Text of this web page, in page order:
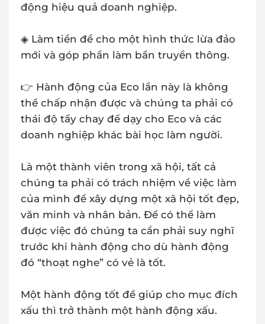
động hiệu quả doanh nghiệp.
◈ Làm tiền đề cho một hình thức lừa đảo
mới và góp phần làm bẩn truyền thông.
👉 Hành động của Eco lần này là không
thể chấp nhận được và chúng ta phải có
thái độ tẩy chay để dạy cho Eco và các
doanh nghiệp khác bài học làm người.
Là một thành viên trong xã hội, tất cả
chúng ta phải có trách nhiệm về việc làm
của mình để xây dựng một xã hội tốt đẹp,
văn minh và nhân bản. Để có thể làm
được việc đó chúng ta cần phải suy nghĩ
trước khi hành động cho dù hành động
đó “thoạt nghe” có vẻ là tốt.
Một hành động tốt để giúp cho mục đích
xấu thì trở thành một hành động xấu.